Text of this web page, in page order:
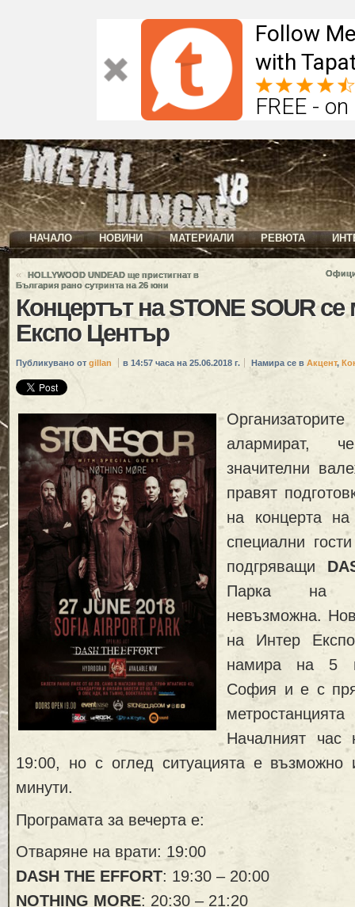
Follow
with
FREE -
НАЧАЛО НОВИНИ МАТЕРИАЛИ РЕВЮТА
«
HOLLYWOOD UNDEAD ще пристигнат в
България рано сутринта на 26 юни
Концертът на STONE SOUR
Експо Център
Публикувано от gillan в 14:57 часа на 25.06.2018 г. Намира се в Акцент,
алармират,
значителни
правят
на концерта
специални
подгряващи
Парка на
невъзможна.
на Интер
намира на 5
София и е с
Началният час
19:00, но с оглед ситуацията е
минути.
Програмата за вечерта е:
Отваряне на врати: 19:00
DASH THE EFFORT: 19:30 – 20:00
NOTHING MORE: 20:30 – 21:20